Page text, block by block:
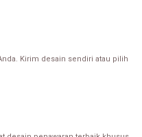
Kirim desain sendiri atau pilih